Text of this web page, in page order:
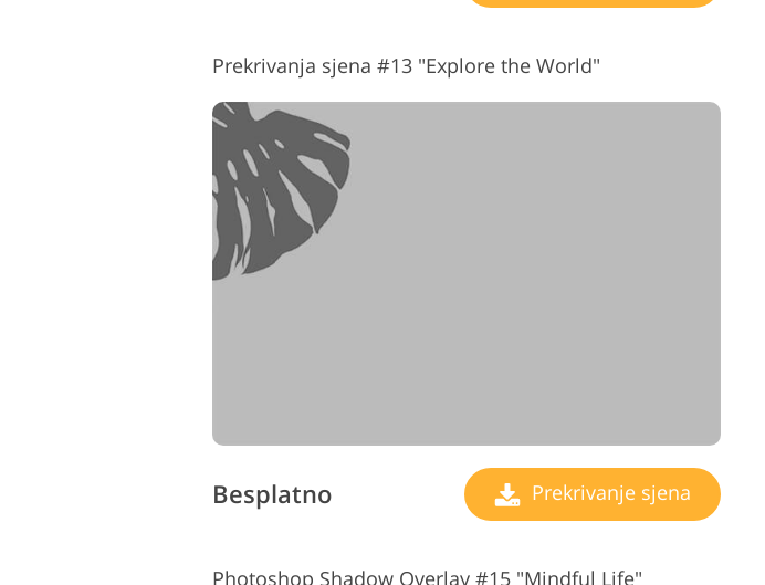
Prekrivanja sjena #13 "Explore the World"
Besplatno Prekrivanje sjena
Photoshop Shadow Overlay #15 "Mindful Life"